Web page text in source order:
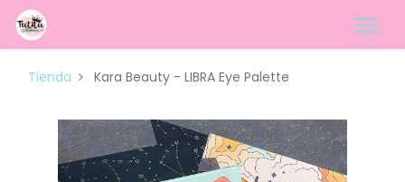
Tienda Kara Beauty - LIBRA Eye Palette